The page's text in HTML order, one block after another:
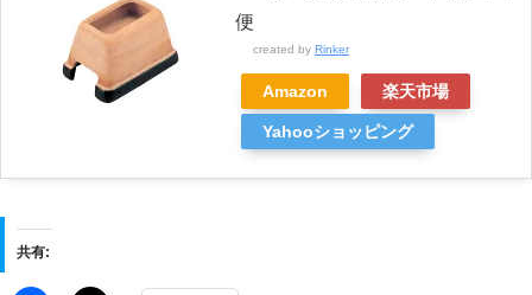
便
created by Rinker
Amazon 楽天市場
Yahooショッピング
共有: